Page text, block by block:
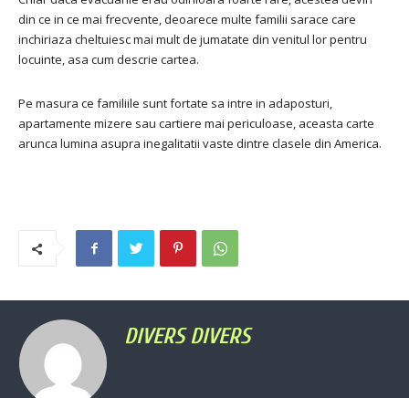
din ce in ce mai frecvente, deoarece multe familii sarace care
inchiriaza cheltuiesc mai mult de jumatate din venitul lor pentru
locuinte, asa cum descrie cartea.
Pe masura ce familiile sunt fortate sa intre in adaposturi,
apartamente mizere sau cartiere mai periculoase, aceasta carte
arunca lumina asupra inegalitatii vaste dintre clasele din America.
DIVERS DIVERS